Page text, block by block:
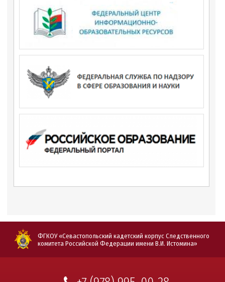
ФГКОУ «Севастопольский кадетский корпус Следственного
комитета Российской Федерации имени В.И. Истомина»